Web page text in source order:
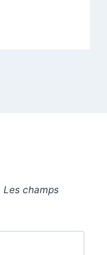
Les champs